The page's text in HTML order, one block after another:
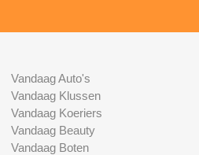
Vandaag Auto's
Vandaag Klussen
Vandaag Koeriers
Vandaag Beauty
Vandaag Boten